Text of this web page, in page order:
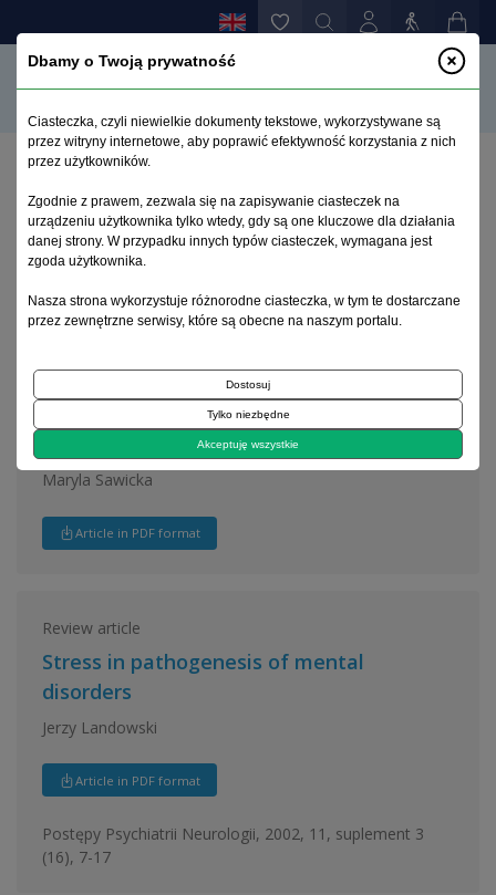
Archive 1992–2014
2002, tom 11, suplement 3
Michał Wiszniewski 1794-1865
Maryla Sawicka
Article in PDF format
Review article
Stress in pathogenesis of mental
disorders
Jerzy Landowski
Article in PDF format
Postępy Psychiatrii Neurologii, 2002, 11, suplement 3
(16), 7-17
Dbamy o Twoją prywatność
Ciasteczka, czyli niewielkie dokumenty tekstowe, wykorzystywane są
przez witryny internetowe, aby poprawić efektywność korzystania z nich
przez użytkowników.
Zgodnie z prawem, zezwala się na zapisywanie ciasteczek na
urządzeniu użytkownika tylko wtedy, gdy są one kluczowe dla działania
danej strony. W przypadku innych typów ciasteczek, wymagana jest
zgoda użytkownika.
Nasza strona wykorzystuje różnorodne ciasteczka, w tym te dostarczane
przez zewnętrzne serwisy, które są obecne na naszym portalu.
Dostosuj
Tylko niezbędne
Akceptuję wszystkie